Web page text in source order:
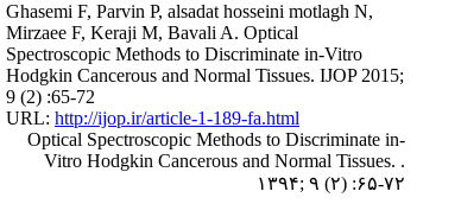
Ghasemi F, Parvin P, alsadat hosseini motlagh N,
Mirzaee F, Keraji M, Bavali A. Optical
Spectroscopic Methods to Discriminate in-Vitro
Hodgkin Cancerous and Normal Tissues. IJOP 2015;
9 (2) :65-72
URL: http://ijop.ir/article-1-189-fa.html
Optical Spectroscopic Methods to Discriminate in-
Vitro Hodgkin Cancerous and Normal Tissues. .
۱۳۹۴; ۹ (۲) :۶۵-۷۲